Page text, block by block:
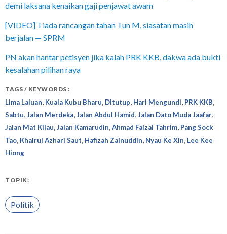
demi laksana kenaikan gaji penjawat awam
[VIDEO] Tiada rancangan tahan Tun M, siasatan masih
berjalan — SPRM
PN akan hantar petisyen jika kalah PRK KKB, dakwa ada bukti
kesalahan pilihan raya
TAGS / KEYWORDS :
Lima Laluan, Kuala Kubu Bharu, Ditutup, Hari Mengundi, PRK KKB,
Sabtu,Jalan Merdeka,Jalan Abdul Hamid,Jalan Dato Muda Jaafar,
Jalan Mat Kilau,Jalan Kamarudin,Ahmad Faizal Tahrim, Pang Sock
Tao, Khairul Azhari Saut, Hafizah Zainuddin, Nyau Ke Xin, Lee Kee
Hiong
TOPIK:
Politik